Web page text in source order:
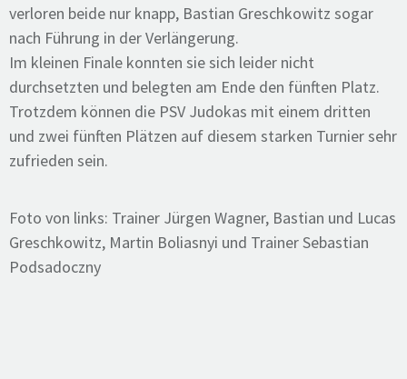
verloren beide nur knapp, Bastian Greschkowitz sogar
nach Führung in der Verlängerung.
Im kleinen Finale konnten sie sich leider nicht
durchsetzten und belegten am Ende den fünften Platz.
Trotzdem können die PSV Judokas mit einem dritten
und zwei fünften Plätzen auf diesem starken Turnier sehr
zufrieden sein.
Foto von links: Trainer Jürgen Wagner, Bastian und Lucas
Greschkowitz, Martin Boliasnyi und Trainer Sebastian
Podsadoczny